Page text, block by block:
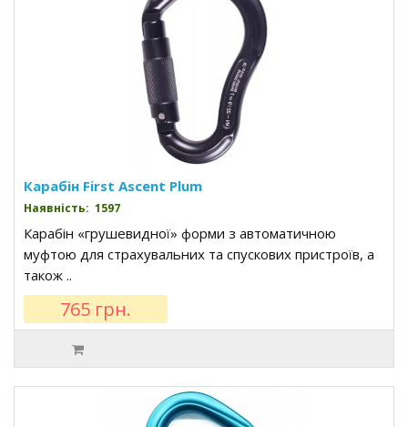
Карабін First Ascent Plum
Наявність: 1597
Карабін «грушевидної» форми з автоматичною
муфтою для страхувальних та спускових пристроїв, а
також ..
765 грн.